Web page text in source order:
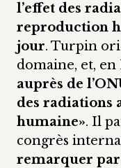
l’effet des
reproduction
jour. Turpin
domaine, et, en
auprès de
des radiations
humaine». Il
congrès
remarquer par